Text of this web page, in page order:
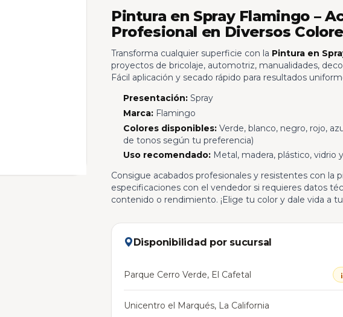
Pintura en Spray Flamingo –
Profesional en Diversos
Transforma cualquier superficie con la Pintura en
proyectos de bricolaje, automotriz, manualidades,
Fácil aplicación y secado rápido para resultados
Presentación:Spray
Marca:Flamingo
Colores disponibles:Verde, blanco, negro, rojo,
de tonos según tu preferencia)
Uso recomendado:Metal, madera, plástico, vidrio
Consigue acabados profesionales y resistentes con la
especificaciones con el vendedor si requieres datos
contenido o rendimiento. ¡Elige tu color y dale vida a
Disponibilidad por sucursal
Parque Cerro Verde, El Cafetal
Unicentro el Marqués, La California